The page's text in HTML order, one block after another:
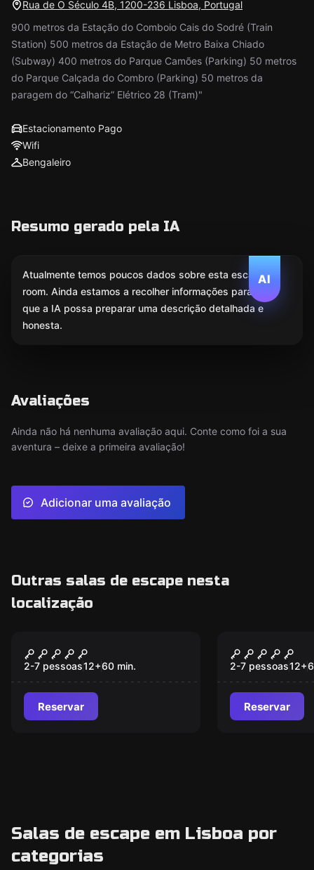
Rua de O Século 4B, 1200-236 Lisboa, Portugal
900 metros da Estação do Comboio Cais do Sodré (Train
Station) 500 metros da Estação de Metro Baixa Chiado
(Subway) 400 metros do Parque Camões (Parking) 50 metros
do Parque Calçada do Combro (Parking) 50 metros da
paragem do “Calhariz” Elétrico 28 (Tram)"
Estacionamento Pago
Wifi
Bengaleiro
Resumo gerado pela IA
AI
Atualmente temos poucos dados sobre esta escape
room. Ainda estamos a recolher informações para
que a IA possa preparar uma descrição detalhada e
honesta.
Avaliações
Ainda não há nenhuma avaliação aqui. Conte como foi a sua
aventura – deixe a primeira avaliação!
Adicionar uma avaliação
Outras salas de escape nesta
localização
War of Thrones
2-7 pessoas12+60 min.
Reservar
Top Secret
2-7 pessoas12+
Reservar
Salas de escape em Lisboa por
categorias